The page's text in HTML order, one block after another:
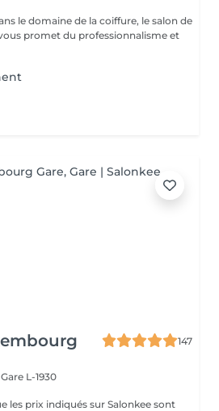
le domaine de la coiffure, le salon de
promet du professionnalisme et
147
Gare L-1930
les prix indiqués sur Salonkee sont